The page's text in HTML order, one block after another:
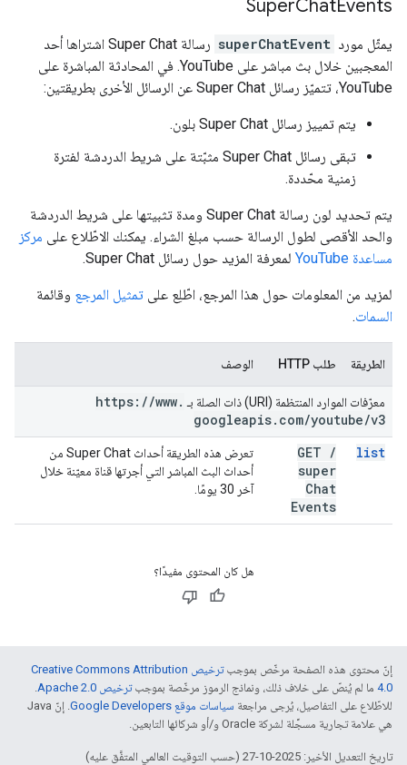
SuperChatEvents
يمثّل مورد superChatEvent
رسالة Super Chat اشتراها أحد
المعجبين خلال بث مباشر على YouTube. في المحادثة المباشرة على
YouTube، تتميّز رسائل Super Chat عن الرسائل الأخرى بطريقتين:
يتم تمييز رسائل Super Chat بلون.
تبقى رسائل Super Chat مثبّتة على شريط الدردشة لفترة
زمنية محّددة.
يتم تحديد لون رسالة Super Chat ومدة تثبيتها على شريط الدردشة
والحد الأقصى لطول الرسالة حسب مبلغ الشراء. يمكنك الاطّلاع على مركز
مساعدة YouTube
لمعرفة المزيد حول رسائل Super Chat.
لمزيد من المعلومات حول هذا المرجع، اطّلِع على تمثيل المرجع وقائمة
السمات.
الطريقة طلب HTTP الوصف
معرّفات الموارد المنتظمة (URI) ذات الصلة بـ https: //www.
googleapis. com/youtube/v3
list
GET /
super
Chat
Events
تعرض هذه الطريقة أحداث Super Chat من
أحداث البث المباشر التي أجرتها قناة معيّنة خلال
آخر 30 يومًا.
هل كان المحتوى مفيدًا؟
إنّ محتوى هذه الصفحة مرخّص بموجب
ترخيص Creative Commons Attribution
4.0‏ ما لم يُنصّ على خلاف ذلك، ونماذج الرموز مرخّصة بموجبترخيص Apache 2.0‏
.
للاطّلاع على التفاصيل، يُرجى مراجعة سياسات موقع Google Developers‏
. إنّ Java
هي علامة تجارية مسجَّلة لشركة Oracle و/أو شركائها التابعين.
تاريخ التعديل الأخير: 2025-10-27 (حسب التوقيت العالمي المتفَّق عليه)